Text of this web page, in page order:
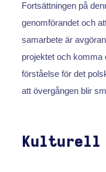
Fortsättningen på
genomförandet och
samarbete är
projektet och komma
förståelse för det
att övergången blir
Kulturell